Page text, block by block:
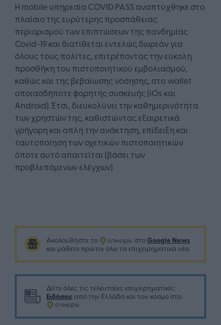
Η mobile υπηρεσία COVID PASS αναπτύχθηκε στο
πλαίσιο της ευρύτερης προσπάθειας
περιορισμού των επιπτώσεων της πανδημίας
Covid-19 και διατίθεται εντελώς δωρεάν για
όλους τους πολίτες, επιτρέποντας την εύκολη
προσθήκη του πιστοποιητικού εμβολιασμού,
καθώς και της βεβαίωσης νόσησης, στο wallet
οποιασδήποτε φορητής συσκευής (iOs και
Android). Έτσι, διευκολύνει την καθημερινότητα
των χρηστών της, καθιστώντας εξαιρετικά
γρήγορη και απλή την ανάκτηση, επίδειξη και
ταυτοποίηση των σχετικών πιστοποιητικών
όποτε αυτό απαιτείται (βάσει των
προβλεπόμενων ελέγχων).
Ακολουθήστε το στο Google News
και μάθετε πρώτοι όλα τα επιχειρηματικά νέα
Δείτε όλες τις τελευταίες επιχειρηματικές
Ειδήσεις από την Ελλάδα και τον κόσμο στο